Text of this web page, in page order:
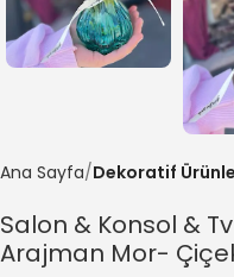
Ana Sayfa Dekoratif
Salon & Konsol &
Arajman Mor-